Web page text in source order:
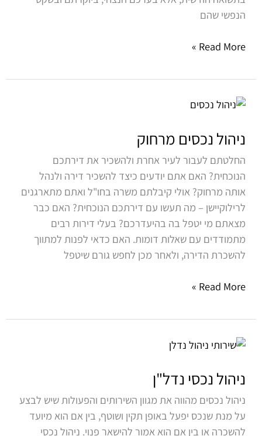
הנפשי שהם
Read More »
ניהול נכסים מרחוק
החלטתם לעבור לעיר אחרת ולהשכיר את דירתכם
הנוכחית? האם אתם יודעים כיצד להשכיר דירה ולנהל
אותה מרחוק? אולי קיבלתם משרה בחו"ל ואתם מתארגנים
לרילוקיישן – מה תעשו עם דירתכם הנוכחית? האם כבר
מצאתם מי יטפל בה בהיעדרכם? בעלי דירות רבים
מתמודדים עם שאלות דומות. האם כדאי לפנות למתווך
להשכרת הדירה, ולאחר מכן לחפש גורם שיטפל
ניהול
מרחוק
Read More »
ניהול נכסי נדל"ן
ניהול נכסים מהווה את מגוון השירותים והפעולות שיש לבצע
על מנת שנכס יפעל באופן תקין ושוטף, בין אם הוא מיועד
להשכרה או בין אם הוא אמור להישאר פנוי. ניהול נכסי
ניהול
נדל"ן